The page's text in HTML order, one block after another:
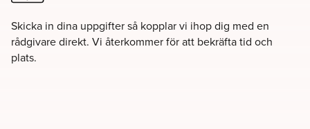
Skicka in dina uppgifter så kopplar vi ihop dig med en
rådgivare direkt. Vi återkommer för att bekräfta tid och
plats.